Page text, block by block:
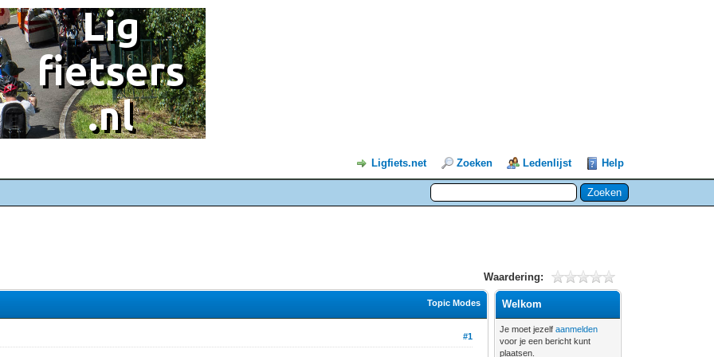
Ligfiets.net Zoeken Ledenlijst Help
Waardering:
Topic Modes
#1
Welkom
Je moet jezelfaanmelden
voor je een bericht kunt
plaatsen.